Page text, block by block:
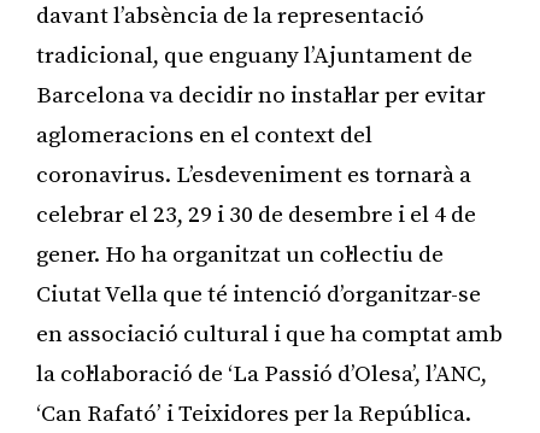
davant l’absència de la representació
tradicional, que enguany l’Ajuntament de
Barcelona va decidir no instal·lar per evitar
aglomeracions en el context del
coronavirus. L’esdeveniment es tornarà a
celebrar el 23, 29 i 30 de desembre i el 4 de
gener. Ho ha organitzat un col·lectiu de
Ciutat Vella que té intenció d’organitzar-se
en associació cultural i que ha comptat amb
la col·laboració de ‘La Passió d’Olesa’, l’ANC,
‘Can Rafató’ i Teixidores per la República.